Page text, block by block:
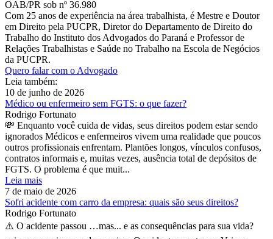
OAB/PR sob nº 36.980
Com 25 anos de experiência na área trabalhista, é Mestre e Doutor
em Direito pela PUCPR, Diretor do Departamento de Direito do
Trabalho do Instituto dos Advogados do Paraná e Professor de
Relações Trabalhistas e Saúde no Trabalho na Escola de Negócios
da PUCPR.
Quero falar com o Advogado
Leia também:
10 de junho de 2026
Médico ou enfermeiro sem FGTS: o que fazer?
Rodrigo Fortunato
💸 Enquanto você cuida de vidas, seus direitos podem estar sendo
ignorados Médicos e enfermeiros vivem uma realidade que poucos
outros profissionais enfrentam. Plantões longos, vínculos confusos,
contratos informais e, muitas vezes, ausência total de depósitos de
FGTS. O problema é que muit...
Leia mais
7 de maio de 2026
Sofri acidente com carro da empresa: quais são seus direitos?
Rodrigo Fortunato
⚠️ O acidente passou …mas... e as consequências para sua vida?